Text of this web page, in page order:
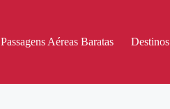
Passagens Aéreas Baratas Destinos